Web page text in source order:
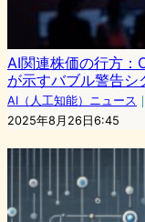
AI関連株価の行方：
が示すバブル警告シ
AI（人工知能）ニュース ｜
2025年8月26日6:45